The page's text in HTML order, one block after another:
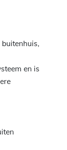
en is